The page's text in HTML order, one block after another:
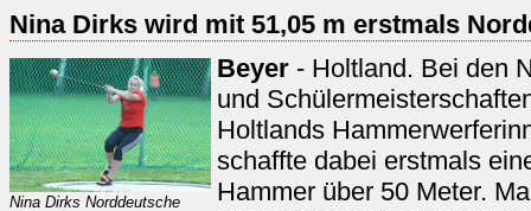
Nina Dirks wird mit 51,05 m erstmals
Nina Dirks Norddeutsche
Beyer - Holtland. Bei den
und
Holtlands
schaffte dabei erstmals
Hammer über 50 Meter.